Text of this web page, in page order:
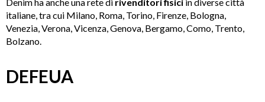
Denim ha anche una rete di rivenditori fisici in diverse città
italiane, tra cui Milano, Roma, Torino, Firenze, Bologna,
Venezia, Verona, Vicenza, Genova, Bergamo, Como, Trento,
Bolzano.
DEFEUA